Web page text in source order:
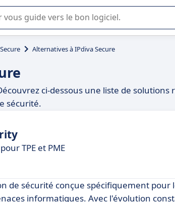
ou la sélection de logiciel SaaS en
Alternatives à IPdiva Secure
ci-dessous une liste de solutions
sécurité.
TPE et PME
de sécurité conçue spécifiquement pour
informatiques. Avec l'évolution